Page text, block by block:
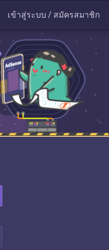
เข้าสู่ระบบ / สมัครสมาชิก